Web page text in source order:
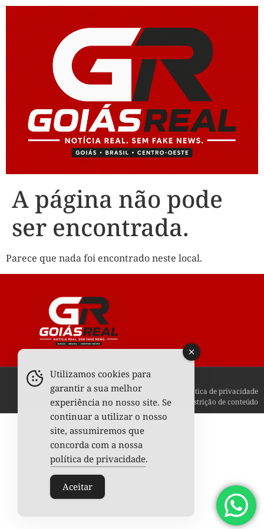
A página não pode
ser encontrada.
Parece que nada foi encontrado neste local.
Todos os Direitos Reservados © 2025
Fale conosco Anunciar Termos de uso
Política de privacidade
Restrição de conteúdo
Utilizamos cookies para
garantir a sua melhor
experiência no nosso site. Se
continuar a utilizar o nosso
site, assumiremos que
concorda com a nossa
política de privacidade.
Aceitar